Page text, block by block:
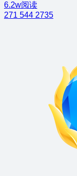
6.2w阅读
271 544 2735